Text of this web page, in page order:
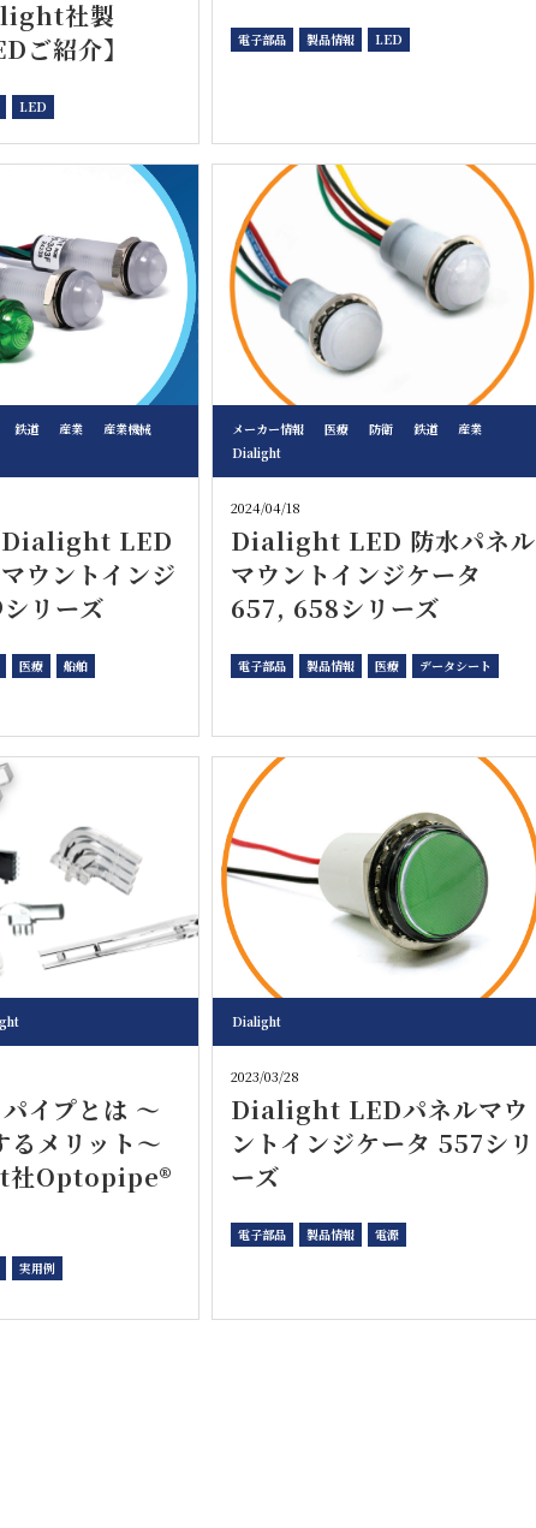
社製
ご紹介】
LED
電子部品 製品情報 LED
鉄道 産業
産業機械
Dialight LED
ウントインジ
リーズ
医療
船舶
メーカー情報 医療 防衛 鉄道
産業
Dialight
2024/04/18
Dialight LED 防水パネル
マウントインジケータ
657, 658シリーズ
電子部品 製品情報 医療 データシート
イプとは ～
メリット～
社Optopipe®
実用例
Dialight
2023/03/28
Dialight LEDパネルマウ
ントインジケータ 557シリ
ーズ
電子部品 製品情報 電源